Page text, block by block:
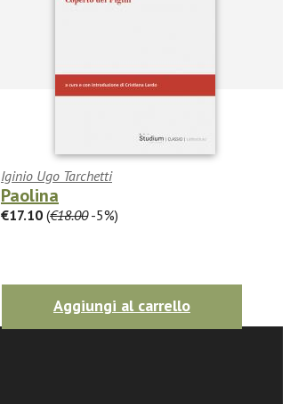
Iginio Ugo Tarchetti
Paolina
€17.10 (€18.00-5%)
Aggiungi al carrello